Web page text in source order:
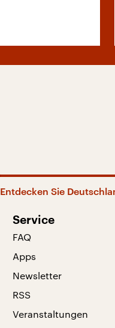
Entdecken Sie
Service
FAQ
Apps
Newsletter
RSS
Veranstaltungen